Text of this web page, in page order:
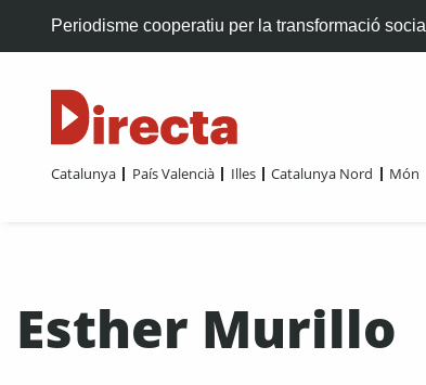
Periodisme cooperatiu per la transformació social
Catalunya País Valencià Illes Catalunya Nord Món
Esther Murillo